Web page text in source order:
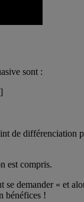
sont :
de différenciation
est compris.
demander « et
bénéfices !